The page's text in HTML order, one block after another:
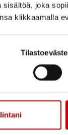
joka
klikkaamalla
jonka
Tämän